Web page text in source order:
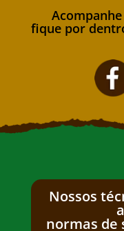
fique por
Nossos
normas de